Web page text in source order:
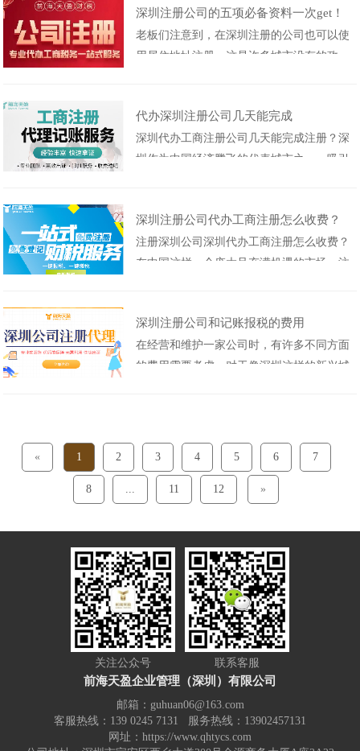
人。他们需要携带身份证和通行证原件到深
圳当面签字。如果他们不能在场，他们可以
提供个人护照的公证书，或者他们以前去过
深圳注册公司的五项必备资料一次get！
老板们注意到，在深圳注册的公司也可以使
用居住地址注册，这是许多城市没有的政
一方面，Z政府旨在鼓励来深圳发展的企业
家，另一方面，它降低了企业主创业的门
槛。深圳是一个充满竞争力的城市，但同时
代办深圳注册公司几天能完成
深圳代办工商注册公司几天能完成注册？深
圳作为中国经济腾飞的代表城市之一，吸引
一步。工商注册是一项繁琐的过程，但如果
选择代办服务，可以大大简化整个流程。那
么深圳代办工商注册公司需要多长时间来完
深圳注册公司代办工商注册怎么收费？
注册深圳公司深圳代办工商注册怎么收费？
在中国这样一个庞大且充满机遇的市场，注
了广阔的发展机会。然而，对于很多人来
说，注册深圳公司并不是一件容易的事情。
充满了繁琐的程序和复杂的规定，选择一个
深圳注册公司和记账报税的费用
在经营和维护一家公司时，有许多不同方面
的费用需要考虑。对于像深圳这样的新兴城
深圳注册公司和记账报税费用的详细介绍：
首先要考虑的是注册地址的费用。对于深圳
注册公司来说，必......
« 1 2 3 4 5 6 7
8 ... 11 12 »
关注公众号 联系客服
前海天盈企业管理（深圳）有限公司
邮箱：guhuan06@163.com
客服热线：139 0245 7131 服务热线：13902457131
网址：https://www.qhtycs.com